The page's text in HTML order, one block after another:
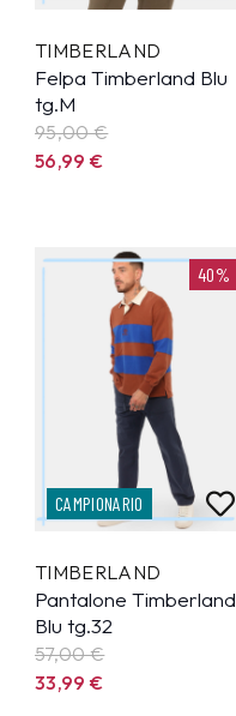
TIMBERLAND
Felpa Timberland Blu
tg.M
95,00 €
56,99€
40%
CAMPIONARIO
TIMBERLAND
Pantalone Timberland
Blu tg.32
57,00 €
33,99€